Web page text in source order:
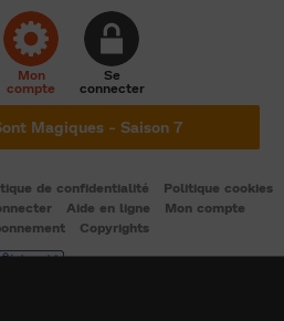
Mon
compte
Se
connecter
Magiques - Saison 7
de confidentialité
Politique cookies
Aide en ligne
Mon compte
Copyrights